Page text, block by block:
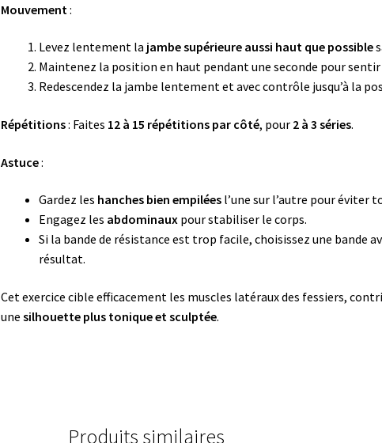
Mouvement :
Levez lentement la jambe supérieure aussi haut que possible
Maintenez la position en haut pendant une seconde pour
Redescendez la jambe lentement et avec contrôle jusqu’à la
Répétitions: Faites 12 à 15 répétitions par côté, pour 2 à 3 séries.
Astuce:
Gardez les hanches bien empiléesl’une sur l’autre pour éviter
Engagez les abdominauxpour stabiliser le corps.
Si la bande de résistance est trop facile, choisissez une bande
résultat.
Cet exercice cible efficacement les muscles latéraux des fessiers,
une silhouette plus tonique et sculptée.
Produits similaires